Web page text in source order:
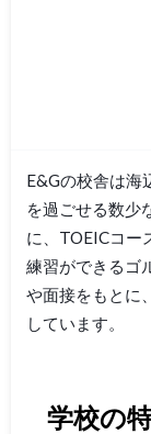
E&Gの校舎は海
を過ごせる数少
に、TOEICコー
練習ができるゴ
や面接をもとに
しています。
学校の